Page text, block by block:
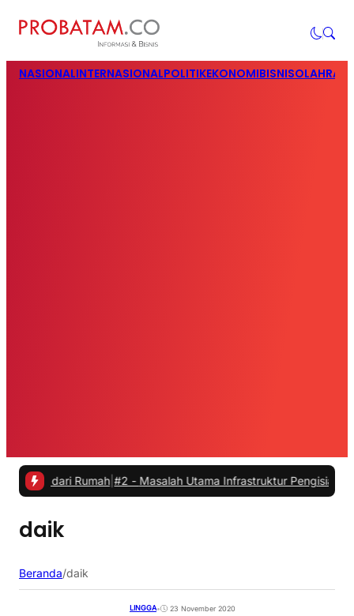
NASIONALINTERNASIONALPOLITIKEKONOMIBISNIS
dari Rumah| #2 -Masalah Utama Infrastruktur Pengisian Daya
daik
Beranda/daik
LINGGA• 23 November 2020